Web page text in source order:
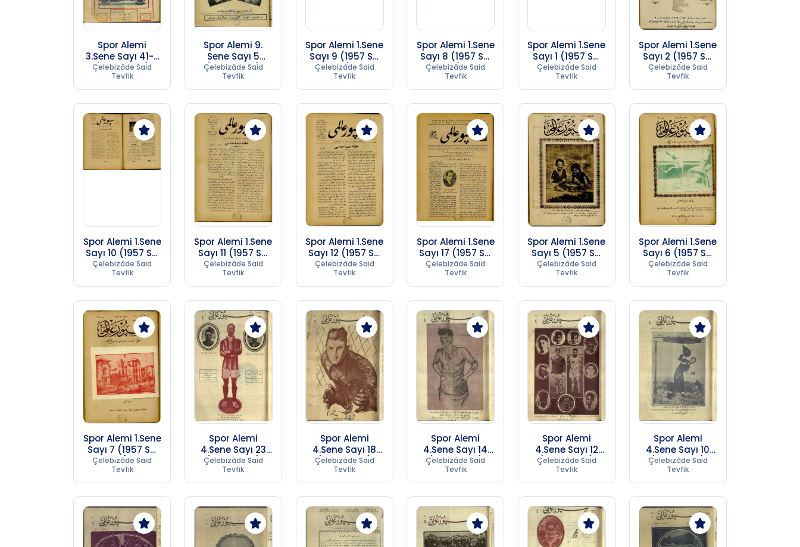
Spor Alemi
3.Sene Sayı 41-3
(1957 SC 17)
Çelebizâde Said
Tevfik
Spor Alemi 9.
Sene Sayı 5
(1957 SC 17)
Çelebizâde Said
Tevfik
Spor Alemi 1.Sene
Sayı 9 (1957 SC
17)
Çelebizâde Said
Tevfik
Spor Alemi 1.Sene
Sayı 8 (1957 SC
17)
Çelebizâde Said
Tevfik
Spor Alemi 1.Sene
Sayı 1 (1957 SC
17)
Çelebizâde Said
Tevfik
Spor Alemi 1.Sene
Sayı 2 (1957 SC
17)
Çelebizâde Said
Tevfik
Spor Alemi 1.Sene
Sayı 10 (1957 SC
17)
Çelebizâde Said
Tevfik
Spor Alemi 1.Sene
Sayı 11 (1957 SC
17)
Çelebizâde Said
Tevfik
Spor Alemi 1.Sene
Sayı 12 (1957 SC
17)
Çelebizâde Said
Tevfik
Spor Alemi 1.Sene
Sayı 17 (1957 SC
17)
Çelebizâde Said
Tevfik
Spor Alemi 1.Sene
Sayı 5 (1957 SC
17)
Çelebizâde Said
Tevfik
Spor Alemi 1.Sene
Sayı 6 (1957 SC
17)
Çelebizâde Said
Tevfik
Spor Alemi 1.Sene
Sayı 7 (1957 SC
17)
Çelebizâde Said
Tevfik
Spor Alemi
4.Sene Sayı 23
(1957 SC 17)
Çelebizâde Said
Tevfik
Spor Alemi
4.Sene Sayı 18
(1957 SC 17)
Çelebizâde Said
Tevfik
Spor Alemi
4.Sene Sayı 14
(1957 SC 17)
Çelebizâde Said
Tevfik
Spor Alemi
4.Sene Sayı 12
(1957 SC 17)
Çelebizâde Said
Tevfik
Spor Alemi
4.Sene Sayı 10
(1957 SC 17)
Çelebizâde Said
Tevfik